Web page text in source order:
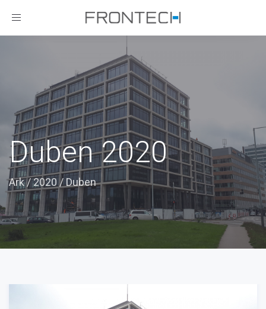
Toggle
Duben 2020
Ark/2020/Duben